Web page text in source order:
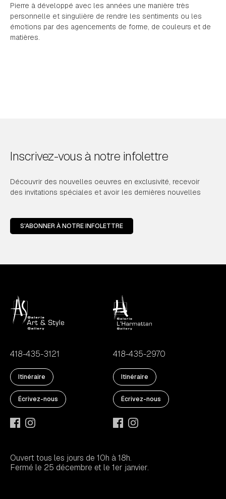
Pierre à développé avec les années une manière très
personnelle et singulière de rendre les sentiments ou les
émotions par des agencements de forme, de couleurs et de
matières.
Inscrivez-vous à notre infolettre
Découvrir des nouvelles oeuvres en exclusivité, recevoir
des invitations spéciales et avoir les dernières nouvelles
S'ABONNER À NOTRE INFOLETTRE
418-435-3121
Itinéraire
Écrivez-nous
418-435-2970
Itinéraire
Écrivez-nous
Ouvert tous les jours de 10h à 18h.
Fermé le 25 décembre et le 1er janvier.